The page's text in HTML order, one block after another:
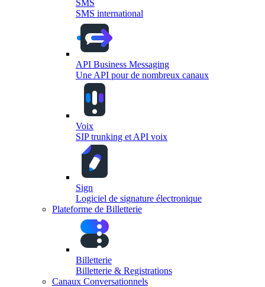
SMS
SMS international
API Business Messaging
Une API pour de nombreux canaux
Voix
SIP trunking et API voix
Sign
Logiciel de signature électronique
Plateforme de Billetterie
Billetterie
Billetterie & Registrations
Canaux Conversationnels